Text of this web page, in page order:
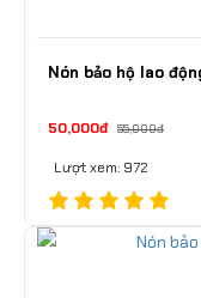
Nón bảo hộ lao
50,000đ 55,000đ
Lượt xem: 972